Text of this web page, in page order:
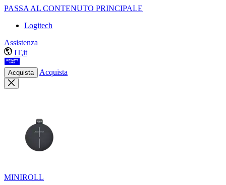
PASSA AL CONTENUTO PRINCIPALE
Logitech
Assistenza
IT,it
Acquista Acquista
MINIROLL